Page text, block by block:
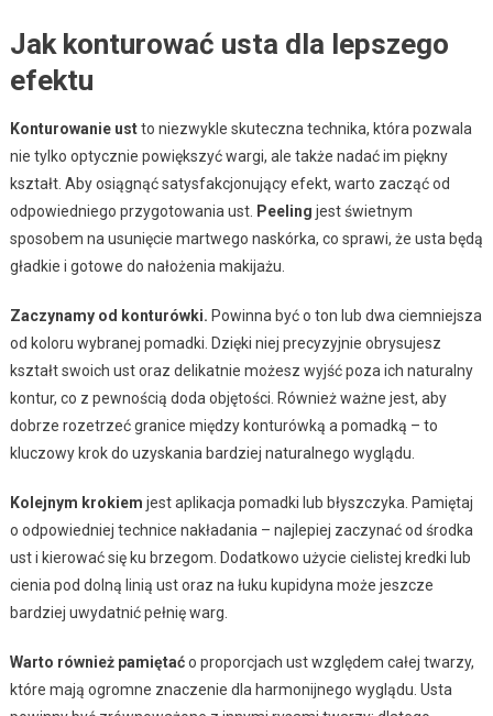
Jak konturować usta dla lepszego
efektu
Konturowanie ustto niezwykle skuteczna technika, która pozwala
nie tylko optycznie powiększyć wargi, ale także nadać im piękny
kształt. Aby osiągnąć satysfakcjonujący efekt, warto zacząć od
odpowiedniego przygotowania ust. Peeling jest świetnym
sposobem na usunięcie martwego naskórka, co sprawi, że usta będą
gładkie i gotowe do nałożenia makijażu.
Zaczynamy od konturówki. Powinna być o ton lub dwa ciemniejsza
od koloru wybranej pomadki. Dzięki niej precyzyjnie obrysujesz
kształt swoich ust oraz delikatnie możesz wyjść poza ich naturalny
kontur, co z pewnością doda objętości. Również ważne jest, aby
dobrze rozetrzeć granice między konturówką a pomadką – to
kluczowy krok do uzyskania bardziej naturalnego wyglądu.
Kolejnym krokiem jest aplikacja pomadki lub błyszczyka. Pamiętaj
o odpowiedniej technice nakładania – najlepiej zaczynać od środka
ust i kierować się ku brzegom. Dodatkowo użycie cielistej kredki lub
cienia pod dolną linią ust oraz na łuku kupidyna może jeszcze
bardziej uwydatnić pełnię warg.
Warto również pamiętaćo proporcjach ust względem całej twarzy,
które mają ogromne znaczenie dla harmonijnego wyglądu. Usta